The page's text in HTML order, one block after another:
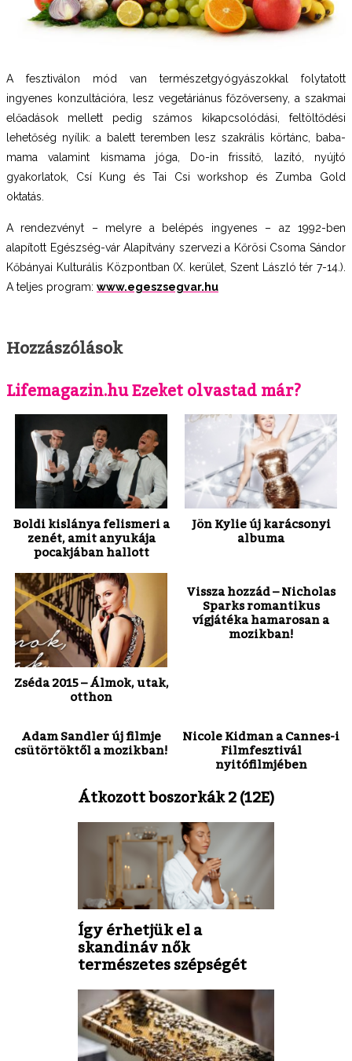
A fesztiválon mód van természetgyógyászokkal folytatott
ingyenes konzultációra, lesz vegetáriánus főzőverseny, a szakmai
előadások mellett pedig számos kikapcsolódási, feltöltődési
lehetőség nyílik: a balett teremben lesz szakrális körtánc, baba-
mama valamint kismama jóga, Do-in frissítő, lazító, nyújtó
gyakorlatok, Csí Kung és Tai Csi workshop és Zumba Gold
oktatás.
A rendezvényt – melyre a belépés ingyenes – az 1992-ben
alapított Egészség-vár Alapítvány szervezi a Kőrösi Csoma Sándor
Kőbányai Kulturális Központban (X. kerület, Szent László tér 7-14.).
A teljes program: www.egeszsegvar.hu
Hozzászólások
Lifemagazin.hu Ezeket olvastad már?
Boldi kislánya felismeri a
zenét, amit anyukája
pocakjában hallott
Jön Kylie új karácsonyi
albuma
Zséda 2015 – Álmok, utak,
otthon
Vissza hozzád – Nicholas
Sparks romantikus
vígjátéka hamarosan a
mozikban!
Adam Sandler új filmje
csütörtöktől a mozikban!
Nicole Kidman a Cannes-i
Filmfesztivál
nyitófilmjében
Átkozott boszorkák 2 (12E)
Így érhetjük el a
skandináv nők
természetes szépségét